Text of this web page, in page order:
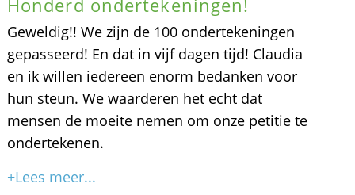
Honderd ondertekeningen!
Geweldig!! We zijn de 100 ondertekeningen
gepasseerd! En dat in vijf dagen tijd! Claudia
en ik willen iedereen enorm bedanken voor
hun steun. We waarderen het echt dat
mensen de moeite nemen om onze petitie te
ondertekenen.
+Lees meer...